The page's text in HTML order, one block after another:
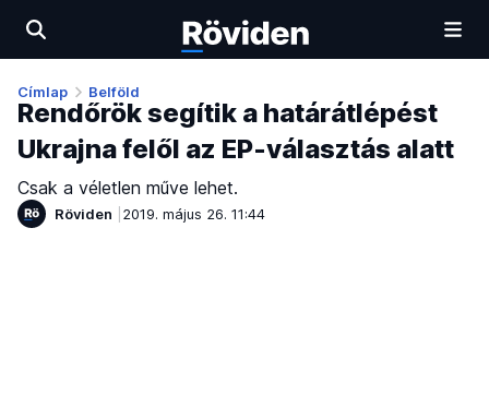
Címlap Belföld
Rendőrök segítik a határátlépést
Ukrajna felől az EP-választás alatt
Csak a véletlen műve lehet.
Röviden 2019. május 26. 11:44